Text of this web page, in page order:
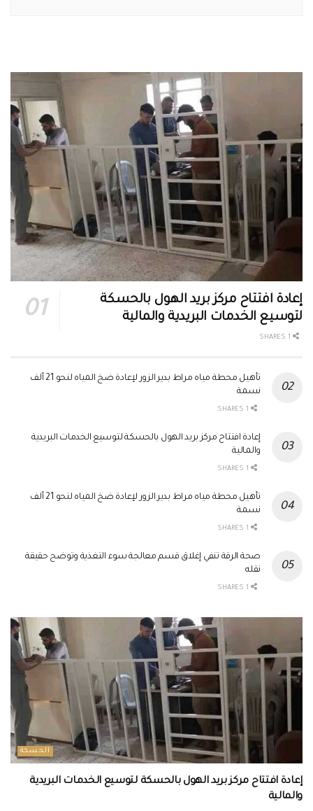
إعادة افتتاح مركز بريد الهول بالحسكة
لتوسيع الخدمات البريدية والمالية
تأهيل محطة مياه مراط بدير الزور لإعادة ضخ المياه لنحو 21 ألف
نسمة
إعادة افتتاح مركز بريد الهول بالحسكة لتوسيع الخدمات البريدية
والمالية
تأهيل محطة مياه مراط بدير الزور لإعادة ضخ المياه لنحو 21 ألف
نسمة
صحة الرقة تنفي إغلاق قسم معالجة سوء التغذية وتوضح حقيقة
نقله
الحسكة
إعادة افتتاح مركز بريد الهول بالحسكة لتوسيع الخدمات البريدية
والمالية